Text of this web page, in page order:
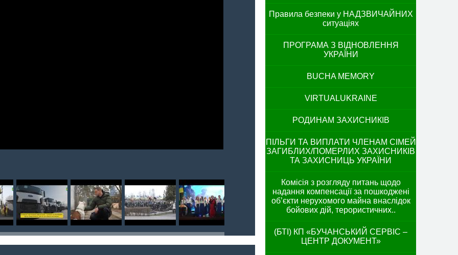
Правила безпеки у НАДЗВИЧАЙНИХ
ситуаціях
ПРОГРАМА З ВІДНОВЛЕННЯ
УКРАЇНИ
BUCHA MEMORY
VIRTUALUKRAINE
РОДИНАМ ЗАХИСНИКІВ
ПІЛЬГИ ТА ВИПЛАТИ ЧЛЕНАМ СІМЕЙ
ЗАГИБЛИХ/ПОМЕРЛИХ ЗАХИСНИКІВ
ТА ЗАХИСНИЦЬ УКРАЇНИ
Комісія з розгляду питань щодо
надання компенсації за пошкоджені
об’єкти нерухомого майна внаслідок
бойових дій, терористичних..
(БТІ) КП «БУЧАНСЬКИЙ СЕРВІС –
ЦЕНТР ДОКУМЕНТ»